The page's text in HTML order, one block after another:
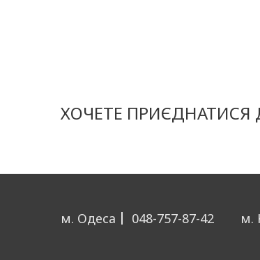
ХОЧЕТЕ ПРИЄДНАТИСЯ
м. Одеса 048-757-87-42 м.